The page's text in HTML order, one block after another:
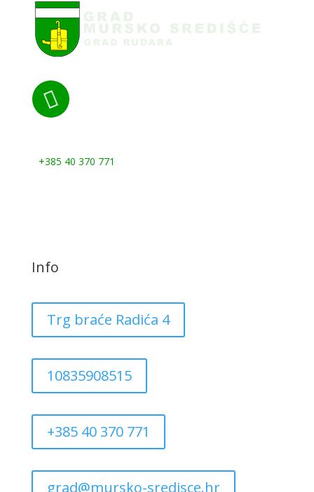

+385 40 370 771
Info
Trg braće Radića 4
10835908515
+385 40 370 771
grad@mursko-sredisce.hr